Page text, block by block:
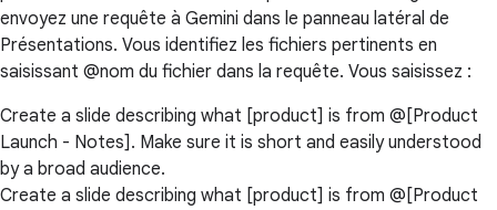
envoyez une requête à Gemini dans le panneau latéral de
Présentations. Vous identifiez les fichiers pertinents en
saisissant @nom du fichier dans la requête. Vous saisissez :
Create a slide describing what [product] is from @[Product
Launch - Notes]. Make sure it is short and easily understood
by a broad audience.
Create a slide describing what [product] is from @[Product